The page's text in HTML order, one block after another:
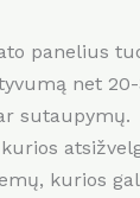
panelius
net
sutaupymų.
kurios